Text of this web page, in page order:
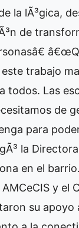
la lÃ³gica,
de
trabajo
todos. Las
de
para
la
en el
y el
su apoyo